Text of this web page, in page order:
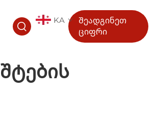
KA
Შეადგინეთ
ციფრი